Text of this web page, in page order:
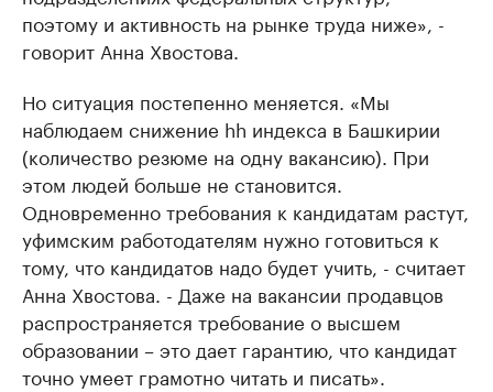
поэтому и активность на рынке труда ниже», -
говорит Анна Хвостова.
Но ситуация постепенно меняется. «Мы
наблюдаем снижение hh индекса в Башкирии
(количество резюме на одну вакансию). При
этом людей больше не становится.
Одновременно требования к кандидатам растут,
уфимским работодателям нужно готовиться к
тому, что кандидатов надо будет учить, - считает
Анна Хвостова. - Даже на вакансии продавцов
распространяется требование о высшем
образовании – это дает гарантию, что кандидат
точно умеет грамотно читать и писать».